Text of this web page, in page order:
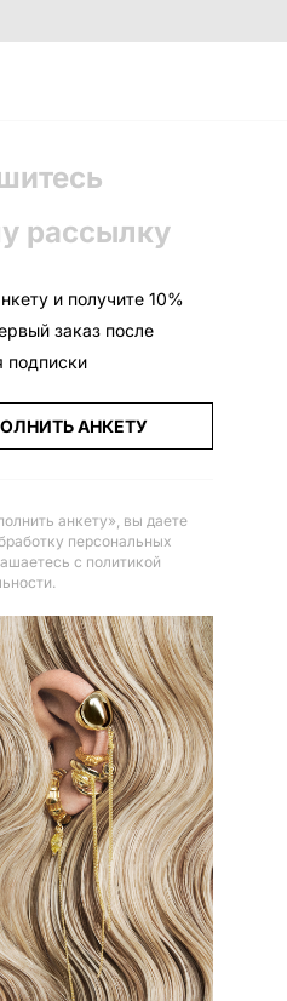
рассылку
и получите 10%
заказ после
подписки
АНКЕТУ
анкету», вы даете
персональных
с политикой
.